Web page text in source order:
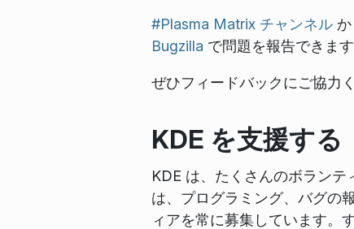
#Plasma Matrix チャンネルか
Bugzilla で問題を報告できま
ぜひフィードバックにご協力く
KDE を支援する
KDE は、たくさんのボラン
は、プログラミング、バグの
ィアを常に募集しています。